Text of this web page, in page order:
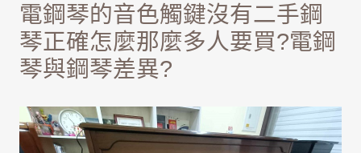
電鋼琴的音色觸鍵沒有二手鋼
琴正確怎麼那麼多人要買?電鋼
琴與鋼琴差異?